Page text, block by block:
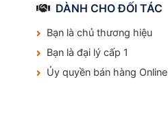
DÀNH CHO ĐỐI TÁC
Bạn là chủ thương hiệu
Bạn là đại lý cấp 1
Ủy quyền bán hàng Online